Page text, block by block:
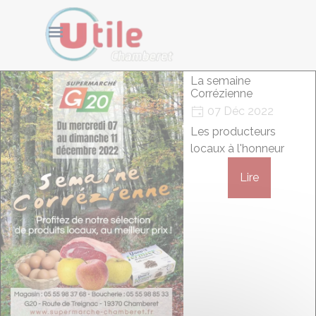
Aller au contenu
Sauter le menu
La semaine
Corrézienne
07 Déc 2022
Les producteurs
locaux à l'honneur
Lire
Cookies management panel